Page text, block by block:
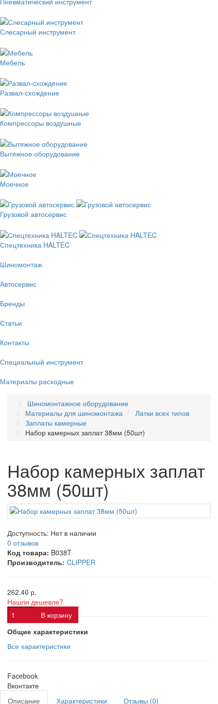
Слесарный инструмент
Мебель
Развал-схождение
Компрессоры воздушные
Вытяжное оборудование
Моечное
Грузовой автосервис
Спецтехника HALTEC
Шиномонтаж
Автосервис
Бренды
Статьи
Контакты
Специальный инструмент
Материалы расходные
Шиномонтажное оборудование
Материалы для шиномонтажа
Латки всех типов
Заплаты камерные
Набор камерных заплат 38мм (50шт)
Набор камерных заплат
38мм (50шт)
Доступность: Нет в наличии
0 отзывов
Код товара: B038T
Производитель: CLIPPER
262.40 р.
Нашли дешевле?
В корзину
Общие характеристики
Все характеристики
Facebook
Вконтакте
Описание
Характеристики Отзывы (0)